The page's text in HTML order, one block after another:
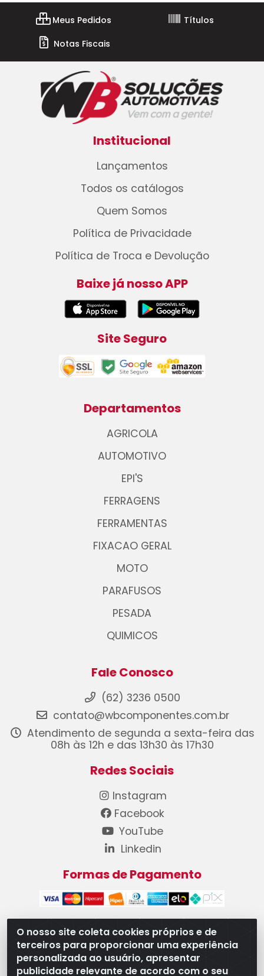
O nosso site coleta cookies próprios e de
terceiros para proporcionar uma experiência
personalizada ao usuário, apresentar
publicidade relevante de acordo com o seu
Meus Pedidos
Títulos
Notas Fiscais
Institucional
Lançamentos
Todos os catálogos
Quem Somos
Política de Privacidade
Política de Troca e Devolução
Baixe já nosso APP
Site Seguro
Departamentos
AGRICOLA
AUTOMOTIVO
EPI'S
FERRAGENS
FERRAMENTAS
FIXACAO GERAL
MOTO
PARAFUSOS
PESADA
QUIMICOS
Fale Conosco
(62) 3236 0500
contato@wbcomponentes.com.br
Atendimento de segunda a sexta-feira das
08h às 12h e das 13h30 às 17h30
Redes Sociais
Instagram
Facebook
YouTube
Linkedin
Formas de Pagamento
WB Componentes Automotivos LTDA - CNPJ
08.528.393/0001-12 - Rua do Níquel, 667 - Parque
Oeste Industrial, Goiânia/GO - CEP 74375-660